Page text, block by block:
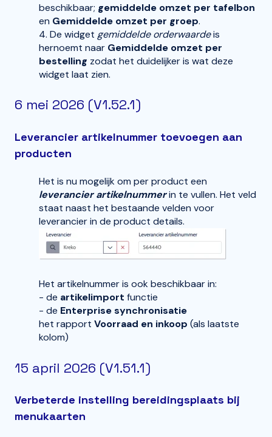
beschikbaar; gemiddelde omzet per tafelbon
en Gemiddelde omzet per groep.
4. De widget gemiddelde orderwaardeis
hernoemt naar Gemiddelde omzet per
bestelling zodat het duidelijker is wat deze
widget laat zien.
6 mei 2026 (V1.52.1)
Leverancier artikelnummer toevoegen aan
producten
Het is nu mogelijk om per product een
leverancier artikelnummerin te vullen. Het veld
staat naast het bestaande velden voor
leverancier in de product details.
Het artikelnummer is ook beschikbaar in:
- de artikelimport functie
- de Enterprise synchronisatie
het rapport Voorraad en inkoop (als laatste
kolom)
15 april 2026 (V1.51.1)
Verbeterde instelling bereidingsplaats bij
menukaarten